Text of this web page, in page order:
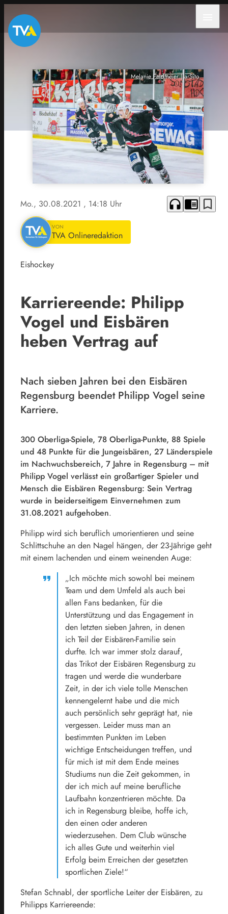
Melanie Feldmeier | arSito
Mo., 30.08.2021 , 14:18 Uhr headphones chrome_reader_mode bookmark_border
VON
TVA Onlineredaktion
Eishockey
Karriereende: Philipp
Vogel und Eisbären
heben Vertrag auf
Nach sieben Jahren bei den Eisbären
Regensburg beendet Philipp Vogel seine
Karriere.
300 Oberliga-Spiele, 78 Oberliga-Punkte, 88 Spiele
und 48 Punkte für die Jungeisbären, 27 Länderspiele
im Nachwuchsbereich, 7 Jahre in Regensburg – mit
Philipp Vogel verlässt ein großartiger Spieler und
Mensch die Eisbären Regensburg: Sein Vertrag
wurde in beiderseitigem Einvernehmen zum
31.08.2021 aufgehoben.
Philipp wird sich beruflich umorientieren und seine
Schlittschuhe an den Nagel hängen, der 23-Jährige geht
mit einem lachenden und einem weinenden Auge:
„Ich möchte mich sowohl bei meinem
Team und dem Umfeld als auch bei
allen Fans bedanken, für die
Unterstützung und das Engagement in
den letzten sieben Jahren, in denen
ich Teil der Eisbären-Familie sein
durfte. Ich war immer stolz darauf,
das Trikot der Eisbären Regensburg zu
tragen und werde die wunderbare
Zeit, in der ich viele tolle Menschen
kennengelernt habe und die mich
auch persönlich sehr geprägt hat, nie
vergessen. Leider muss man an
bestimmten Punkten im Leben
wichtige Entscheidungen treffen, und
für mich ist mit dem Ende meines
Studiums nun die Zeit gekommen, in
der ich mich auf meine berufliche
Laufbahn konzentrieren möchte. Da
ich in Regensburg bleibe, hoffe ich,
den einen oder anderen
wiederzusehen. Dem Club wünsche
ich alles Gute und weiterhin viel
Erfolg beim Erreichen der gesetzten
sportlichen Ziele!“
Stefan Schnabl, der sportliche Leiter der Eisbären, zu
Philipps Karriereende: